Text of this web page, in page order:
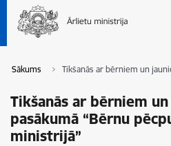
Sākums Tikšanās ar bērniem un
Tikšanās ar bērniem
pasākumā “Bērnu
ministrijā”